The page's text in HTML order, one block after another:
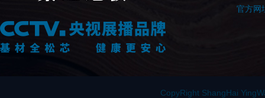
官方网
CopyRight ShangHai